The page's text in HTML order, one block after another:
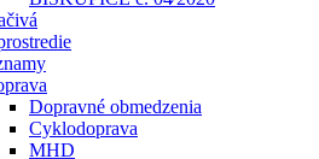
Dopravné obmedzenia
Cyklodoprava
MHD